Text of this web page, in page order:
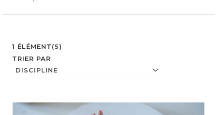
1 ÉLÉMENT(S)
TRIER PAR